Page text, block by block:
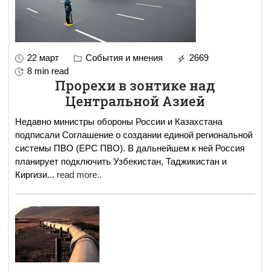
22 март События и мнения
2669
8 min read
Прорехи в зонтике над
Центральной Азией
Недавно министры обороны России и Казахстана
подписали Соглашение о создании единой региональной
системы ПВО (ЕРС ПВО). В дальнейшем к ней Россия
планирует подключить Узбекистан, Таджикистан и
Киргизи... read more..